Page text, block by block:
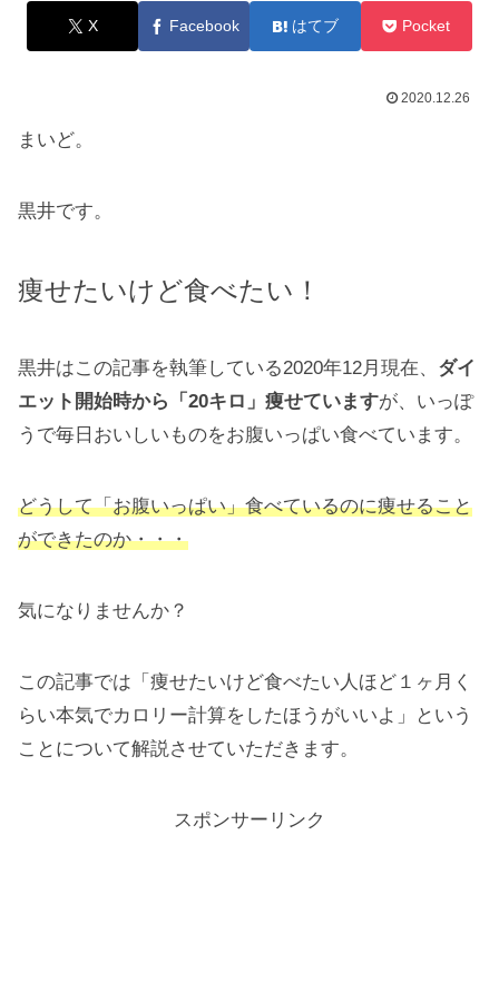
X Facebook はてブ Pocket
2020.12.26
まいど。
黒井です。
痩せたいけど食べたい！
黒井はこの記事を執筆している2020年12月現在、 ダイ
エット開始時から「20キロ」痩せていますが、いっぽ
うで毎日おいしいものをお腹いっぱい食べています。
どうして「お腹いっぱい」食べているのに痩せること
ができたのか・・・
気になりませんか？
この記事では「痩せたいけど食べたい人ほど１ヶ月く
らい本気でカロリー計算をしたほうがいいよ」という
ことについて解説させていただきます。
スポンサーリンク